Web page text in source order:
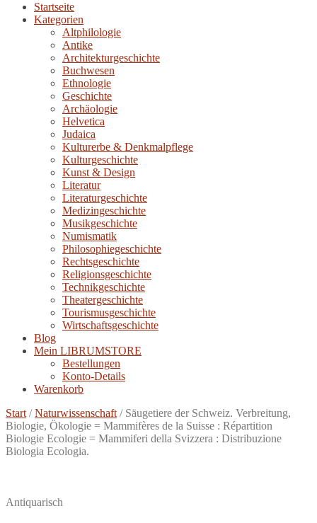
Startseite
Kategorien
Altphilologie
Antike
Architekturgeschichte
Buchwesen
Ethnologie
Geschichte
Archäologie
Helvetica
Judaica
Kulturerbe & Denkmalpflege
Kulturgeschichte
Kunst & Design
Literatur
Literaturgeschichte
Medizingeschichte
Musikgeschichte
Numismatik
Philosophiegeschichte
Rechtsgeschichte
Religionsgeschichte
Technikgeschichte
Theatergeschichte
Tourismusgeschichte
Wirtschaftsgeschichte
Blog
Mein LIBRUMSTORE
Bestellungen
Konto-Details
Warenkorb
Start /Naturwissenschaft / Säugetiere der Schweiz. Verbreitung,
Biologie, Ökologie = Mammifères de la Suisse : Répartition
Biologie Ecologie = Mammiferi della Svizzera : Distribuzione
Biologia Ecologia.
Antiquarisch